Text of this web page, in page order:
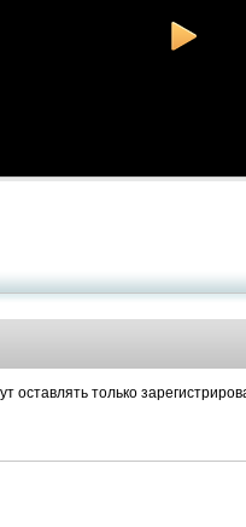
оставлять только